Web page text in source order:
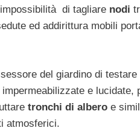
di tagliare nodi
ed addirittura mobili
del giardino di testare
e lucidate,
tronchi di alberoe
atmosferici.